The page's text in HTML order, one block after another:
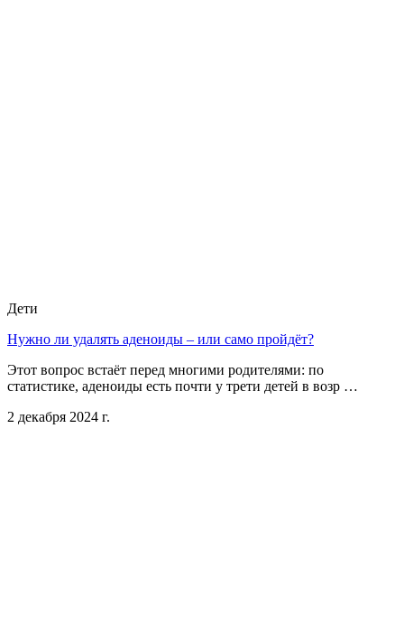
Дети
Нужно ли удалять аденоиды – или само пройдёт?
Этот вопрос встаёт перед многими родителями: по
статистике, аденоиды есть почти у трети детей в возр …
2 декабря 2024 г.